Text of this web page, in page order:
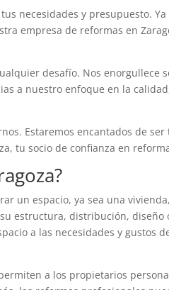
necesidades y presupuesto. Ya
empresa de reformas en
desafío. Nos enorgullece
a nuestro enfoque en la
Estaremos encantados de ser
tu socio de confianza en
un espacio, ya sea una vivienda,
estructura, distribución, diseño
a las necesidades y gustos
a los propietarios